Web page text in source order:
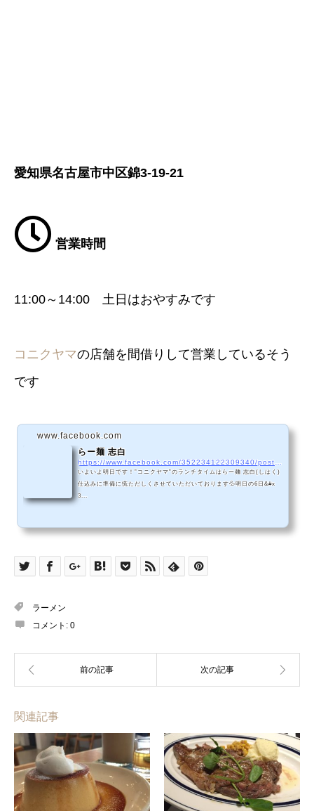
愛知県名古屋市中区錦3-19-21
営業時間
11:00～14:00 土日はおやすみです
コニクヤマの店舗を間借りして営業しているそう
です
www.facebook.com
らー麺 志白
https://www.facebook.com/352234122309340/posts/356553631877389/
いよいよ明日です！”コニクヤマ”のランチタイムはらー麺 志白(しはく)
仕込みに準備に慌ただしくさせていただいております💦明日の6日&#x
3...
ラーメン
コメント: 0
関連記事